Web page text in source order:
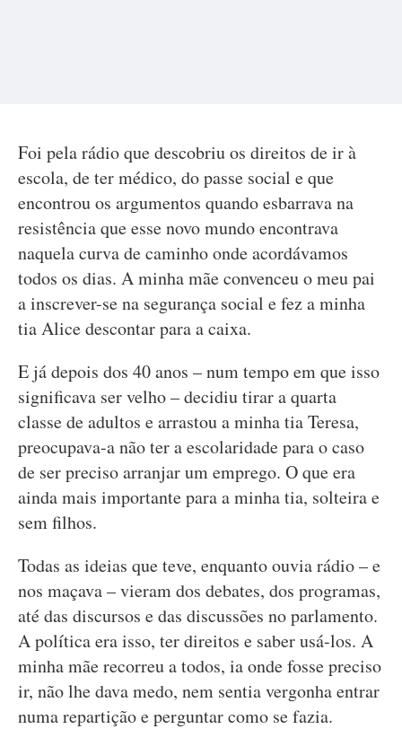
Foi pela rádio que descobriu os direitos de ir à
escola, de ter médico, do passe social e que
encontrou os argumentos quando esbarrava na
resistência que esse novo mundo encontrava
naquela curva de caminho onde acordávamos
todos os dias. A minha mãe convenceu o meu pai
a inscrever-se na segurança social e fez a minha
tia Alice descontar para a caixa.
E já depois dos 40 anos – num tempo em que isso
significava ser velho – decidiu tirar a quarta
classe de adultos e arrastou a minha tia Teresa,
preocupava-a não ter a escolaridade para o caso
de ser preciso arranjar um emprego. O que era
ainda mais importante para a minha tia, solteira e
sem filhos.
Todas as ideias que teve, enquanto ouvia rádio – e
nos maçava – vieram dos debates, dos programas,
até das discursos e das discussões no parlamento.
A política era isso, ter direitos e saber usá-los. A
minha mãe recorreu a todos, ia onde fosse preciso
ir, não lhe dava medo, nem sentia vergonha entrar
numa repartição e perguntar como se fazia.